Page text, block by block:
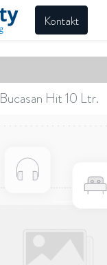
Kontakt
Bucasan Hit 10 Ltr.